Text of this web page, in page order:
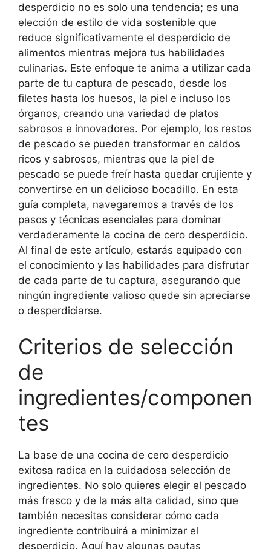
desperdicio no es solo una tendencia; es una
elección de estilo de vida sostenible que
reduce significativamente el desperdicio de
alimentos mientras mejora tus habilidades
culinarias. Este enfoque te anima a utilizar cada
parte de tu captura de pescado, desde los
filetes hasta los huesos, la piel e incluso los
órganos, creando una variedad de platos
sabrosos e innovadores. Por ejemplo, los restos
de pescado se pueden transformar en caldos
ricos y sabrosos, mientras que la piel de
pescado se puede freír hasta quedar crujiente y
convertirse en un delicioso bocadillo. En esta
guía completa, navegaremos a través de los
pasos y técnicas esenciales para dominar
verdaderamente la cocina de cero desperdicio.
Al final de este artículo, estarás equipado con
el conocimiento y las habilidades para disfrutar
de cada parte de tu captura, asegurando que
ningún ingrediente valioso quede sin apreciarse
o desperdiciarse.
Criterios de selección
de
ingredientes/componen
tes
La base de una cocina de cero desperdicio
exitosa radica en la cuidadosa selección de
ingredientes. No solo quieres elegir el pescado
más fresco y de la más alta calidad, sino que
también necesitas considerar cómo cada
ingrediente contribuirá a minimizar el
desperdicio. Aquí hay algunas pautas